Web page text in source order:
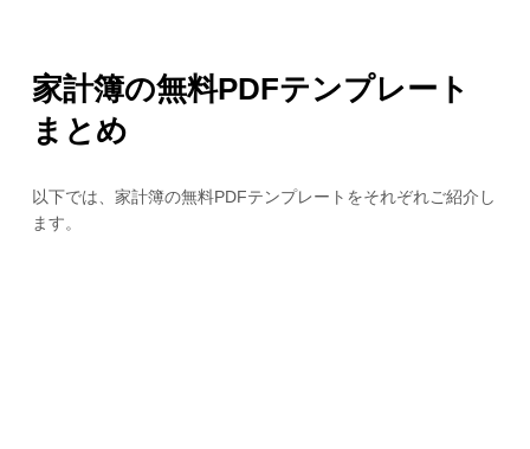
家計簿の無料PDFテンプレート
まとめ
以下では、家計簿の無料PDFテンプレートをそれぞれご紹介し
ます。